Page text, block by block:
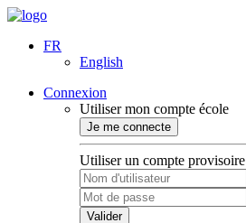
FR
English
Connexion
Utiliser mon compte école
Je me connecte
Utiliser un compte provisoire
Valider